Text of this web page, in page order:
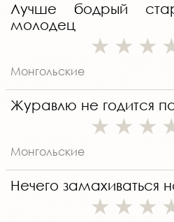
Лучше бодрый
молодец
Монгольские
Журавлю не годится
Монгольские
Нечего замахиваться